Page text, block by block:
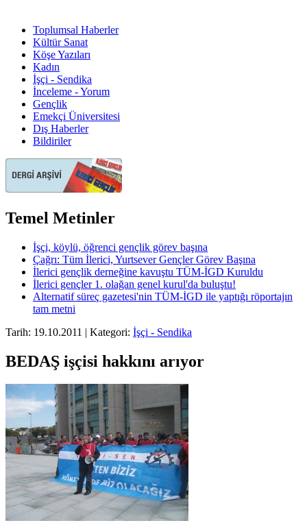
Toplumsal Haberler
Kültür Sanat
Köşe Yazıları
Kadın
İşçi - Sendika
İnceleme - Yorum
Gençlik
Emekçi Üniversitesi
Dış Haberler
Bildiriler
Temel Metinler
İşçi, köylü, öğrenci gençlik görev başına
Çağrı: Tüm İlerici, Yurtsever Gençler Görev Başına
İlerici gençlik derneğine kavuştu TÜM-İGD Kuruldu
İlerici gençler 1. olağan genel kurul'da buluştu!
Alternatif süreç gazetesi'nin TÜM-İGD ile yaptığı röportajın
tam metni
Tarih: 19.10.2011 | Kategori: İşçi - Sendika
BEDAŞ işçisi hakkını arıyor